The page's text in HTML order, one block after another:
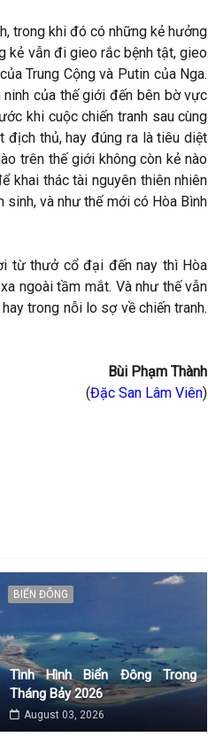
trong khi đó có những kẻ hưởng
kẻ vẫn đi gieo rắc bệnh tật, gieo
Trung Cộng và Putin của Nga.
của thế giới đến bên bờ vực
khi cuộc chiến tranh sau cùng
địch thủ, hay đúng ra là tiêu diệt
trên thế giới không còn kẻ nào
khai thác tài nguyên thiên nhiên
và như thế mới có Hòa Bình
từ thưở cổ đại đến nay thì Hòa
ngoài tầm mắt. Và như thế vẫn
trong nỗi lo sợ về chiến tranh.
Bùi Phạm Thành
(Đặc San Lâm Viên)
BIỂN ĐÔNG
Tình Hình Biển Đông Trong
Tháng Bảy 2026
August 03, 2026